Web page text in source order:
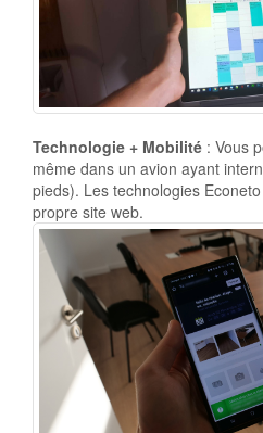
Technologie + Mobilité : Vous
même dans un avion ayant
pieds). Les technologies
propre site web.